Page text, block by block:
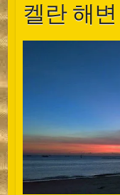
켈란 해변